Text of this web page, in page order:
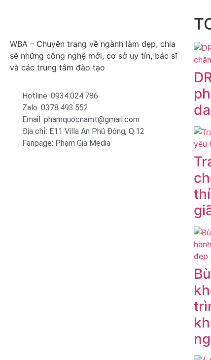
WBA – Chuyên trang về ngành làm đẹp, chia
sẽ những công nghệ mới, cơ sở uy tín, bác sĩ
và các trung tâm đào tạo
Hotline: 0934.024.786
Zalo: 0378.493.552
Email: phamquocnamt@gmail.com
Địa chỉ: E11 Villa An Phú Đông, Q.12
Fanpage: Phạm Gia Media